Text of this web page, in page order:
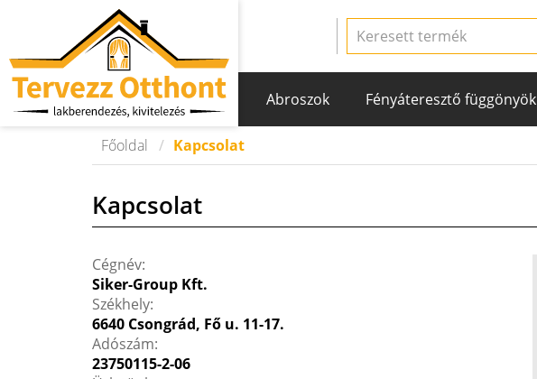
Abroszok Fényáteresztő függönyök
Főoldal Kapcsolat
Kapcsolat
Cégnév:
Siker-Group Kft.
Székhely:
6640 Csongrád, Fő u. 11-17.
Adószám:
23750115-2-06